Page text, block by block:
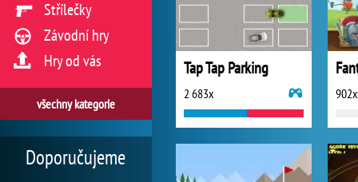
Tap Tap Parking
2 683x 902x
Střílečky
Závodní hry
Hry od vás
všechny kategorie
Doporučujeme